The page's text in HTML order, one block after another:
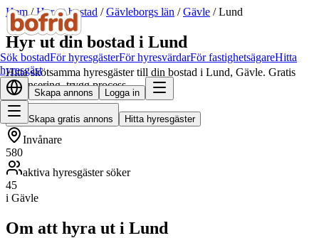
Sök bostadFör hyresgästerFör hyresvärdarFör fastighetsägareHitta
hyresgäst
Skapa annons Logga in
Hem/Hyr ut bostad /Gävleborgs län /Gävle /Lund
Hyr ut din bostad i Lund
Hitta skötsamma hyresgäster till din bostad i Lund, Gävle. Gratis
annonsering, trygg process.
Skapa gratis annons Hitta hyresgäster
Invånare
580
aktiva hyresgäster söker
45
i Gävle
Om att hyra ut i Lund